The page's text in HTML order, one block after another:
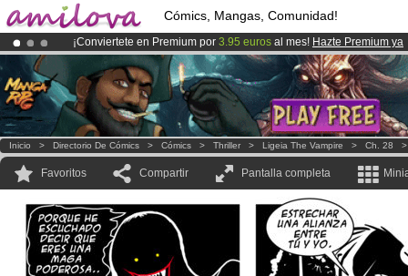
Cómics, Mangas, Comunidad!
¡Conviertete en Premium por 3.95 euros al mes! Hazte Premium ya
¡Ya tenemos 134393miembrosy 1208Cómics y Mangas!.
El Kickstarter Amilova está desormado lanzado!.
Inicio > Directorio De Cómics > Cómics > Thriller > Ligeia The Vampire > Ch. 28
Favoritos Compartir Pantalla completa